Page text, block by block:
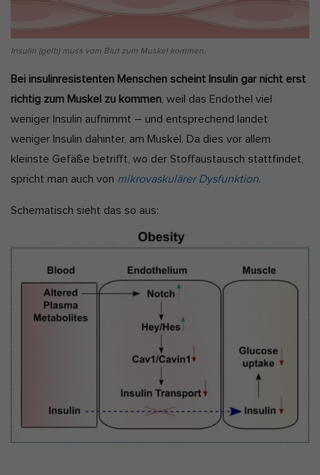
Insulin (gelb) muss vom Blut zum Muskel kommen.
Bei insulinresistenten Menschen scheint Insulin gar nicht erst
richtig zum Muskel zu kommen, weil das Endothel viel
weniger Insulin aufnimmt – und entsprechend landet
weniger Insulin dahinter, am Muskel. Da dies vor allem
kleinste Gefäße betrifft, wo der Stoffaustausch stattfindet,
spricht man auch von mikrovaskulärer Dysfunktion.
Schematisch sieht das so aus: